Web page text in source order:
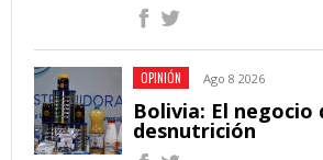
OPINIÓN Ago 8 2026
Bolivia: El negocio
desnutrición